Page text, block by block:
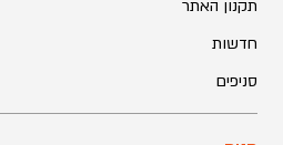
תקנון האתר
חדשות
סניפים